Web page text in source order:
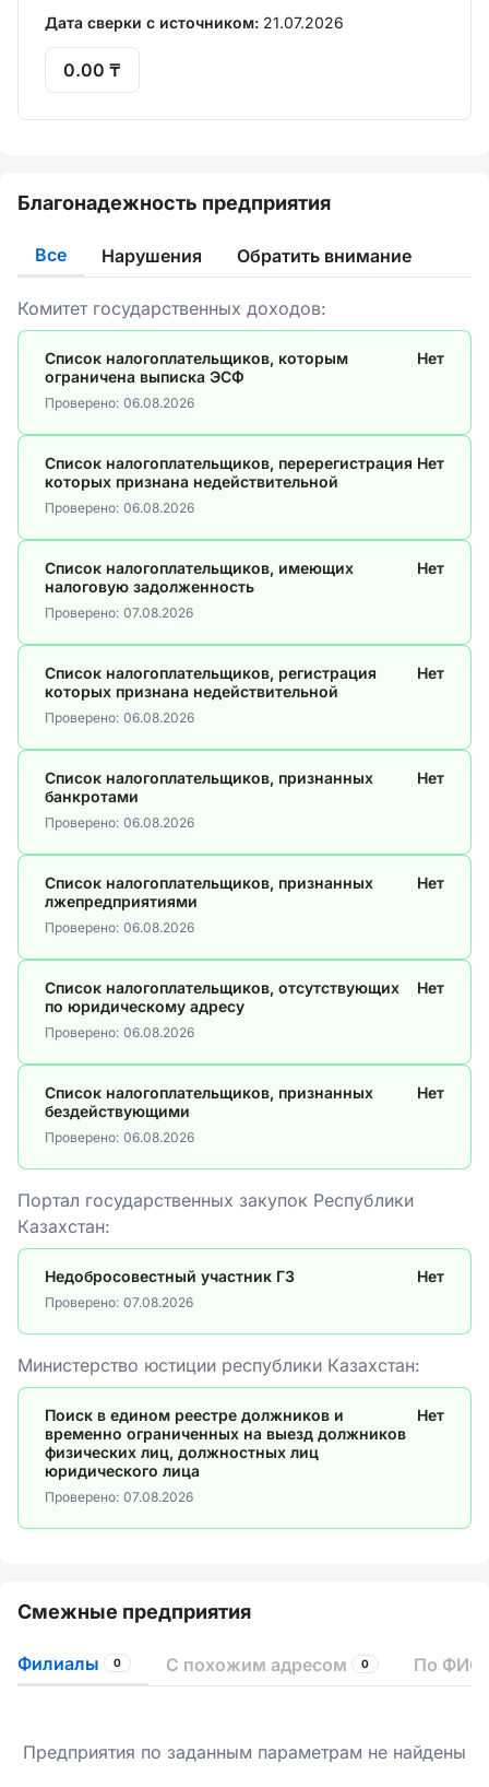
Дата сверки с источником: 21.07.2026
0.00 ₸
Благонадежность предприятия
Все Нарушения Обратить внимание
Комитет государственных доходов:
Список налогоплательщиков, которым
ограничена выписка ЭСФ
Нет
Проверено: 06.08.2026
Список налогоплательщиков, перерегистрация
которых признана недействительной
Нет
Проверено: 06.08.2026
Список налогоплательщиков, имеющих
налоговую задолженность
Нет
Проверено: 07.08.2026
Список налогоплательщиков, регистрация
которых признана недействительной
Нет
Проверено: 06.08.2026
Список налогоплательщиков, признанных
банкротами
Нет
Проверено: 06.08.2026
Список налогоплательщиков, признанных
лжепредприятиями
Нет
Проверено: 06.08.2026
Список налогоплательщиков, отсутствующих
по юридическому адресу
Нет
Проверено: 06.08.2026
Список налогоплательщиков, признанных
бездействующими
Нет
Проверено: 06.08.2026
Портал государственных закупок Республики
Казахстан:
Недобросовестный участник ГЗ Нет
Проверено: 07.08.2026
Министерство юстиции республики Казахстан:
Поиск в едином реестре должников и
временно ограниченных на выезд должников
физических лиц, должностных лиц
юридического лица
Нет
Проверено: 07.08.2026
Смежные предприятия
Филиалы 0 С похожим адресом 0 По ФИО
Предприятия по заданным параметрам не найдены